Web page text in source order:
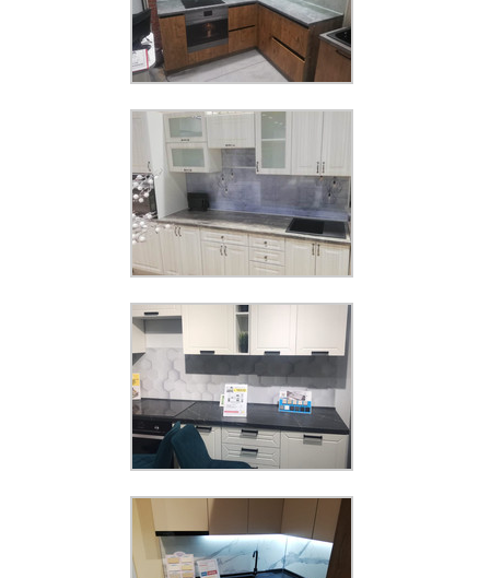
Панель КМ 330
Увеличить
Панель КМ 426
Увеличить
Панель КМ 352
Увеличить